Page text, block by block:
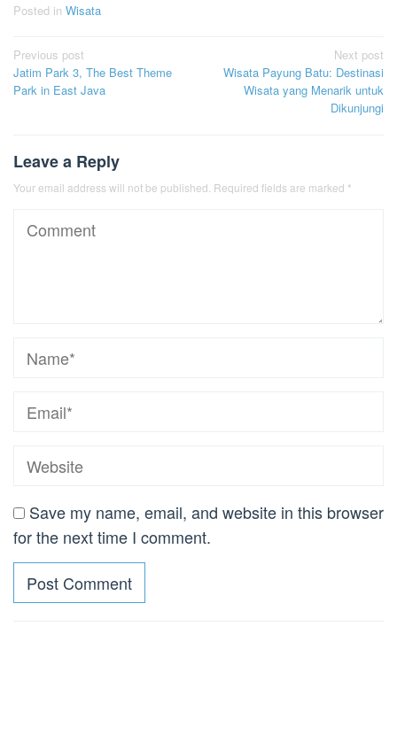
Posted in Wisata
Post
navigation
Previous post
Jatim Park 3, The Best Theme
Park in East Java
Next post
Wisata Payung Batu: Destinasi
Wisata yang Menarik untuk
Dikunjungi
Leave a Reply
Your email address will not be published. Required fields are marked *
Save my name, email, and website in this browser
for the next time I comment.